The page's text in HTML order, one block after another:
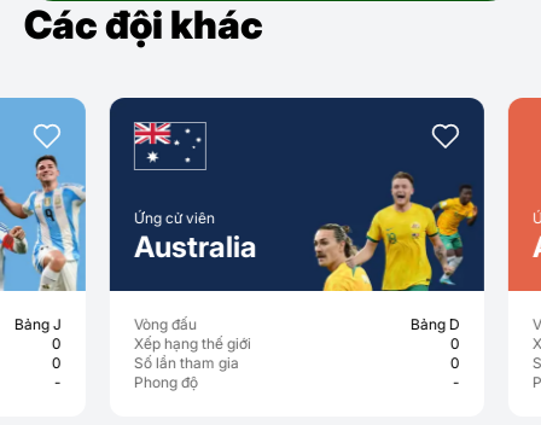
Các đội khác
Ứng cử viên
Australia
Vòng đấu
Xếp hạng thế giới
Số lần tham gia
Phong độ
Ứng cử viên
Vòng đấu
Xếp hạng
Số lần tham
Phong độ